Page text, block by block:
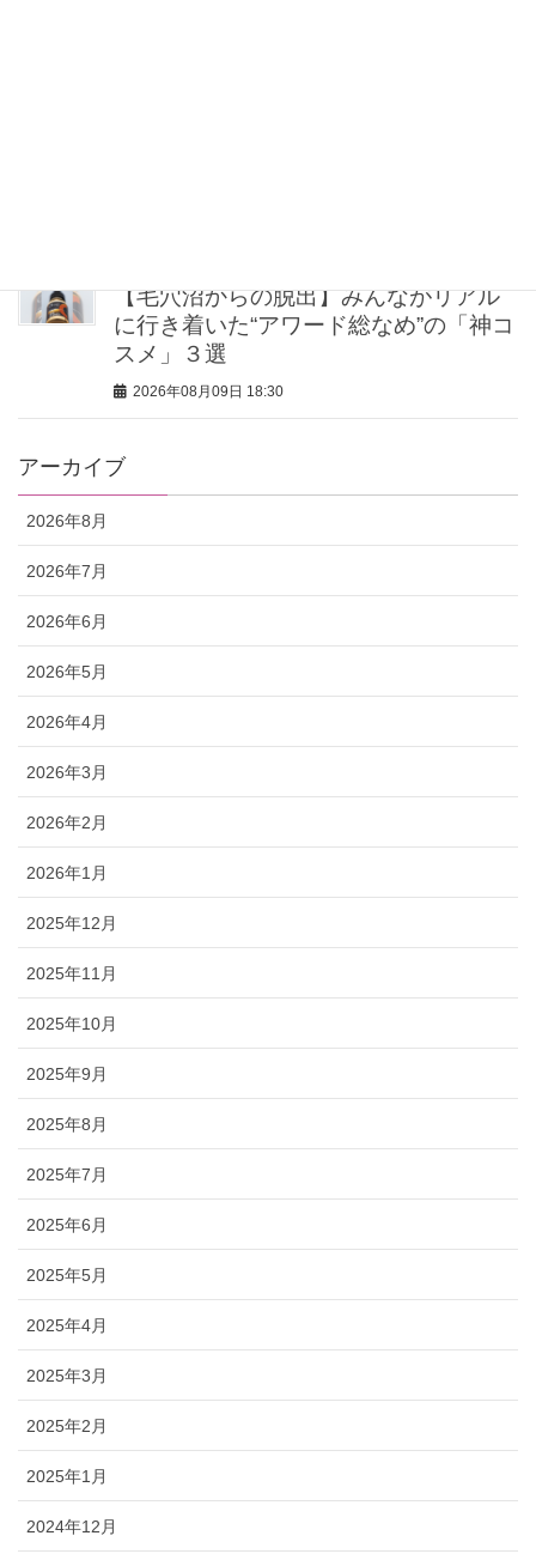
【毛穴沼からの脱出】みんながリアル
に行き着いた“アワード総なめ”の「神コ
スメ」３選
2026年08月09日 18:30
アーカイブ
2026年8月
2026年7月
2026年6月
2026年5月
2026年4月
2026年3月
2026年2月
2026年1月
2025年12月
2025年11月
2025年10月
2025年9月
2025年8月
2025年7月
2025年6月
2025年5月
2025年4月
2025年3月
2025年2月
2025年1月
2024年12月